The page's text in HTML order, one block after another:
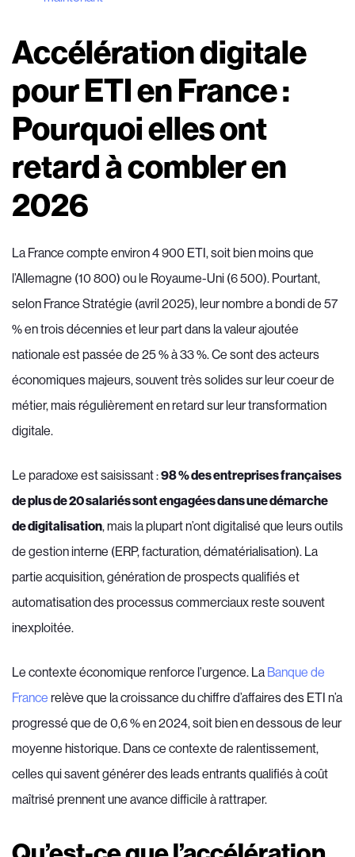
Accélération digitale
pour ETI en France :
Pourquoi elles ont
retard à combler en
2026
La France compte environ 4 900 ETI, soit bien moins que
l’Allemagne (10 800) ou le Royaume-Uni (6 500). Pourtant,
selon France Stratégie (avril 2025), leur nombre a bondi de 57
% en trois décennies et leur part dans la valeur ajoutée
nationale est passée de 25 % à 33 %. Ce sont des acteurs
économiques majeurs, souvent très solides sur leur coeur de
métier, mais régulièrement en retard sur leur transformation
digitale.
Le paradoxe est saisissant :98 % des entreprises françaises
de plus de 20 salariés sont engagées dans une démarche
de digitalisation, mais la plupart n’ont digitalisé que leurs outils
de gestion interne (ERP, facturation, dématérialisation). La
partie acquisition, génération de prospects qualifiés et
automatisation des processus commerciaux reste souvent
inexploitée.
Le contexte économique renforce l’urgence. La Banque de
France relève que la croissance du chiffre d’affaires des ETI n’a
progressé que de 0,6 % en 2024, soit bien en dessous de leur
moyenne historique. Dans ce contexte de ralentissement,
celles qui savent générer des leads entrants qualifiés à coût
maîtrisé prennent une avance difficile à rattraper.